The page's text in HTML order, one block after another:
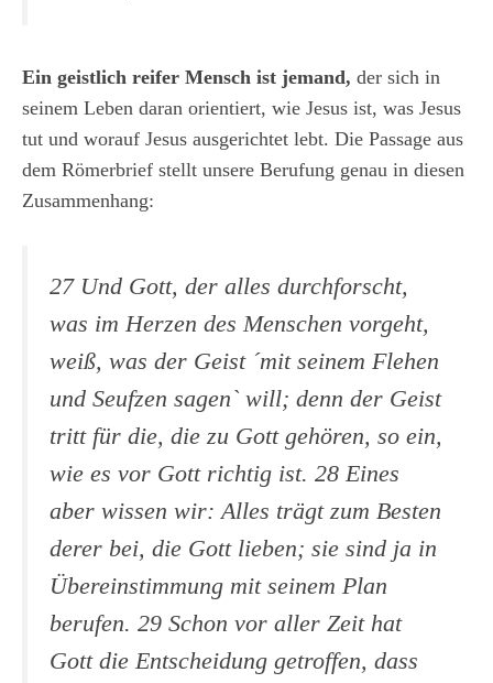
Ein geistlich reifer Mensch ist jemand, der sich in
seinem Leben daran orientiert, wie Jesus ist, was Jesus
tut und worauf Jesus ausgerichtet lebt. Die Passage aus
dem Römerbrief stellt unsere Berufung genau in diesen
Zusammenhang:
27 Und Gott, der alles durchforscht,
was im Herzen des Menschen vorgeht,
weiß, was der Geist ´mit seinem Flehen
und Seufzen sagen` will; denn der Geist
tritt für die, die zu Gott gehören, so ein,
wie es vor Gott richtig ist. 28 Eines
aber wissen wir: Alles trägt zum Besten
derer bei, die Gott lieben; sie sind ja in
Übereinstimmung mit seinem Plan
berufen. 29 Schon vor aller Zeit hat
Gott die Entscheidung getroffen, dass